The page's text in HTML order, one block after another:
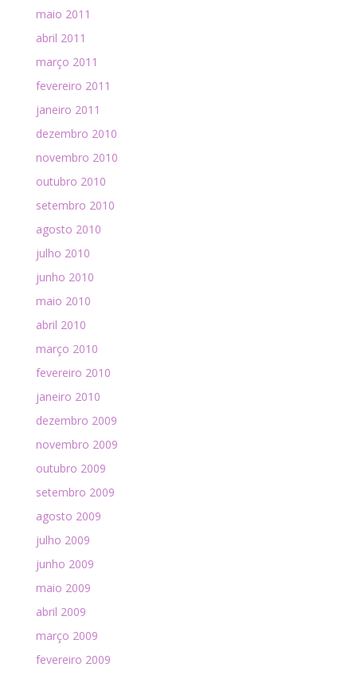
maio 2011
abril 2011
março 2011
fevereiro 2011
janeiro 2011
dezembro 2010
novembro 2010
outubro 2010
setembro 2010
agosto 2010
julho 2010
junho 2010
maio 2010
abril 2010
março 2010
fevereiro 2010
janeiro 2010
dezembro 2009
novembro 2009
outubro 2009
setembro 2009
agosto 2009
julho 2009
junho 2009
maio 2009
abril 2009
março 2009
fevereiro 2009